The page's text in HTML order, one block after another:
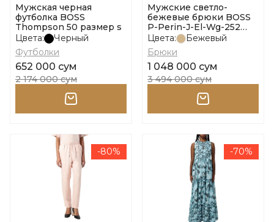
Мужская черная
футболка BOSS
Thompson 50 размер s
Цвета:
Черный
Футболки
652 000 сум
2 174 000 сум
Мужские светло-
бежевые брюки BOSS
P-Perin-J-El-Wg-252
размер 48
Цвета:
Бежевый
Брюки
1 048 000 сум
3 494 000 сум
-80% -70%